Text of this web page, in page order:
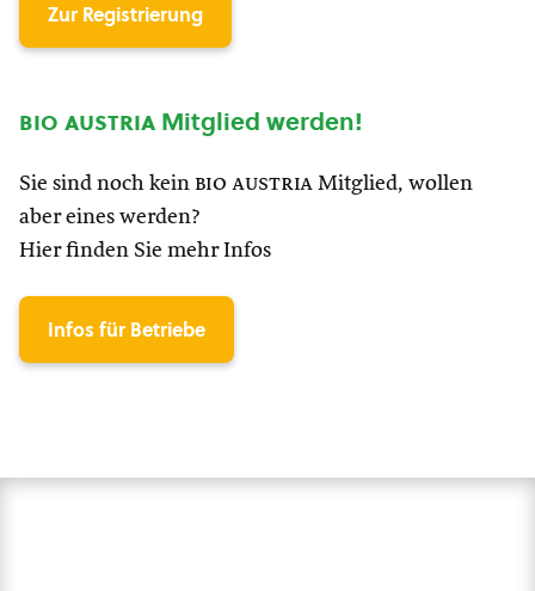
Zur Registrierung
bio austria Mitglied werden!
Sie sind noch kein bio austria Mitglied, wollen
aber eines werden?
Hier finden Sie mehr Infos
Infos für Betriebe